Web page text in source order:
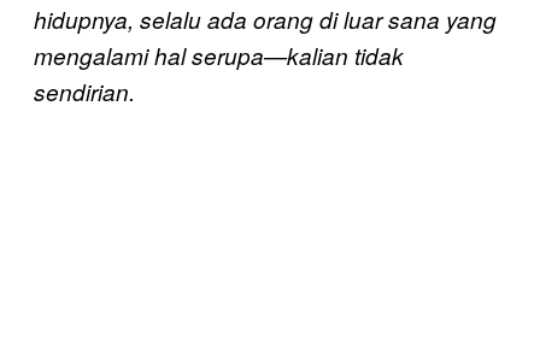
hidupnya, selalu ada orang di luar sana yang
mengalami hal serupa—kalian tidak
sendirian.